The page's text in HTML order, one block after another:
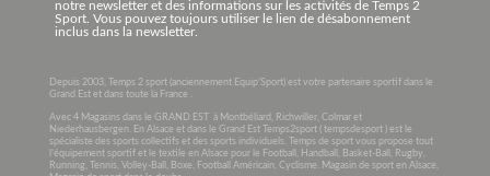
notre newsletter et des informations sur les activités de Temps 2
Sport. Vous pouvez toujours utiliser le lien de désabonnement
inclus dans la newsletter.
Depuis 2003, Temps 2 sport (anciennement Equip’Sport) est votre partenaire sportif dans le
Grand Est et dans toute la France .
Avec 4 Magasins dans le GRAND EST à Montbéliard, Richwiller, Colmar et
Niederhausbergen. En Alsace et dans le Grand Est Temps2sport ( tempsdesport ) est le
spécialiste des sports collectifs et des sports individuels. Temps de sport vous propose tout
l’équipement sportif et le textile en Alsace pour le Football, Handball, Basket-Ball, Rugby,
Running, Tennis, Volley-Ball, Boxe, Football Américain, Cyclisme. Magasin de sport en Alsace,